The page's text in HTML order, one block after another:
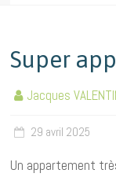
Super
Jacques
29 avril 2025
Un appartement